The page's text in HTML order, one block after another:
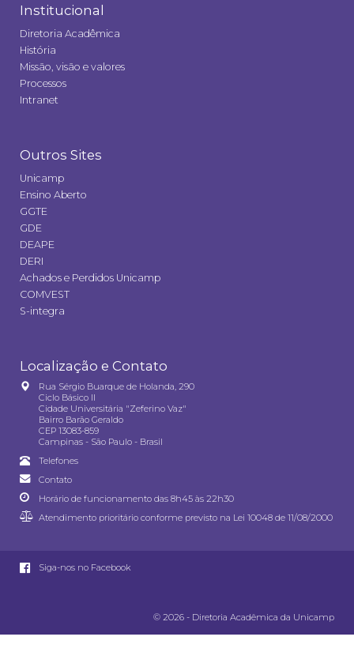
Institucional
Diretoria Acadêmica
História
Missão, visão e valores
Processos
Intranet
Outros Sites
Unicamp
Ensino Aberto
GGTE
GDE
DEAPE
DERI
Achados e Perdidos Unicamp
COMVEST
S-integra
Localização e Contato
Rua Sérgio Buarque de Holanda, 290
Ciclo Básico II
Cidade Universitária "Zeferino Vaz"
Bairro Barão Geraldo
CEP 13083-859
Campinas - São Paulo - Brasil
Telefones
Contato
Horário de funcionamento das 8h45 às 22h30
Atendimento prioritário conforme previsto na Lei 10048 de 11/08/2000
Siga-nos no Facebook
© 2026 - Diretoria Acadêmica da Unicamp